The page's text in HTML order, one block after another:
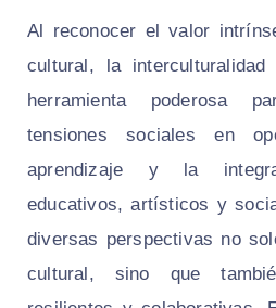
Al reconocer el valor
cultural, la
herramienta poderosa
tensiones sociales en
aprendizaje y la
educativos, artísticos y
diversas perspectivas no
cultural, sino que